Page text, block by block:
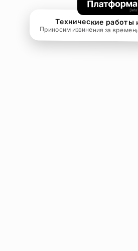
Технические работы
Приносим извинения за